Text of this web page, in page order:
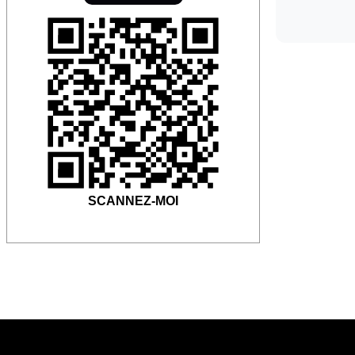
SCANNEZ-MOI